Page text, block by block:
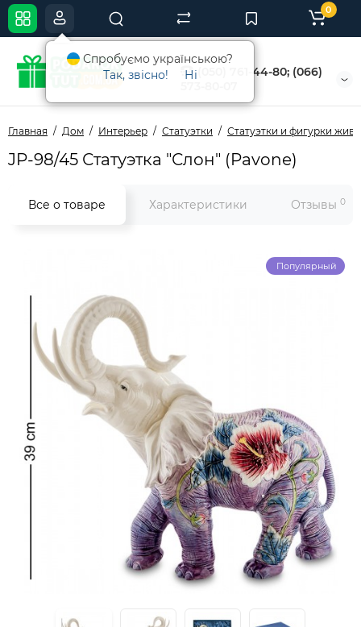
(050) 761-44-80; (066)
0
Главная Дом Интерьер Статуэтки Статуэтки и фигурки
JP-98/45 Статуэтка "Слон" (Pavone)
Все о товаре Характеристики Отзывы 0
Популярный
Спробуємо українською?
Так, звісно!
Ні